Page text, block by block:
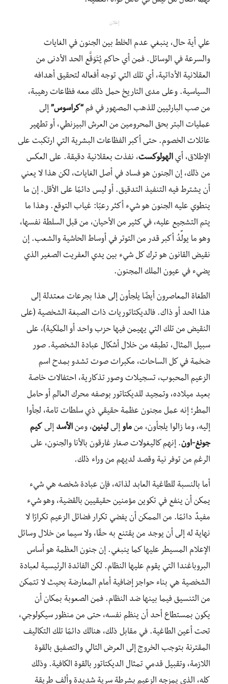
إعلان
علي أية حال، ينبغي عدم الخلط بين الجنون في الغايات
والسرعة في الوسائل. فمن أي حاكم يُتَوَقَّع الحد الأدنى من
العقلانية الأداتية، أي تلك التي توجه أفعاله لتحقيق أهدافه
السياسية. وعلى مدى التاريخ حمل ذلك معه فظاعات رهيبة،
من صب البارثيين للذهب المصهور في فم “كراسوس” إلى
عمليات البتر بحق المحرومين من العرش البيزنطي، أو تطهير
عائلات الخصوم. حتى أكبر الفظاعات البشرية التي ارتكبت على
الإطلاق، أي الهولوكست، نفذت بعقلانية دقيقة. على العكس
من ذلك، إن الجنون هو فساد في أصل الغايات، لكن هذا لا يعني
أن يشترط فيه التنفيذ التدقيق. أو ليس دائمًا على الأقل. إن ما
ينطوي عليه الجنون هو شيء أكثر رعبًا: غياب التوقع. وهذا ما
يتم التشجيع عليه، في كثير من الأحيان، من قبل السلطة نفسها،
وهو ما يولِّدُ أكبر قدر من التوتر في أوساط الحاشية والشعب. إن
نقيض القانون هو ترك كل شيء بين يدي العفريت الصغير الذي
يضيء في عيون الملك المجنون.
الطغاة المعاصرون أيضًا يلجأون إلى هذا بجرعات معتدلة إلى
هذا الحد أو ذاك. فالديكتاتوريات ذات الصبغة الشخصية (على
النقيض من تلك التي يهيمن فيها حزب واحد أو الملكية)، على
سبيل المثال، تطبقه من خلال أشكال عبادة الشخصية. صور
ضخمة في كل الساحات، مكبرات صوت تشدو بمدح اسم
الزعيم المحبوب، تسجيلات وصور تذكارية، احتفالات خاصة
بعيد ميلاده، وتمجيد للديكتاتور بوصفه محرك العالم أو حامل
المطر؛ إنه عمل مجنون عظمة حقيقي ذي سلطات تامة، لجأوا
إليه، وما زالوا يلجأون، من ماو إلى لينين، ومن الأسد إلى كيم
جونغ-اون. إنهم كاليغولات صغار غارقون بالأنا والجنون، على
الرغم من توفر نية وقصد لديهم من وراء ذلك.
أما بالنسبة للطاغية العابد لذاته، فإن عبادة شخصه هي شيء
يمكن أن ينفع في تكوين مؤمنين حقيقيين بالقضية، وهو شيء
مفيدٌ دائمًا. من الممكن أن يفضي تكرار فضائل الزعيم تكرارًا لا
نهاية له إلى أن يوجد من يقتنع به حقًا، ولا سيما من خلال وسائل
الإعلام المسيطر عليها كما ينبغي. إن جنون العظمة هو أساس
البروباغندا التي يقوم عليها النظام. لكن الفائدة الرئيسية لعبادة
الشخصية هي بناء حواجز إضافية أمام المعارضة بحيث لا تتمكن
من التنسيق فيما بينها ضد النظام. فمن الصعوبة بمكان أن
يكون بمستطاع أحد أن ينظم نفسه، حتى من منظور سيكولوجي،
تحت أعين الطاغية. في مقابل ذلك، هنالك دائمًا تلك التكاليف
المقترنة بتوجب الخروج إلى العرض التالي والتصفيق بالقوة
اللازمة، وتقبيل قدمي تمثال الديكتاتور بالقوة الكافية. وذلك
كله، الذي يمزجه الزعيم بشرطة سرية شديدة وألف طريقة